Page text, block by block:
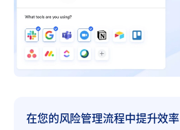
在您的风险管理流程中提升效率